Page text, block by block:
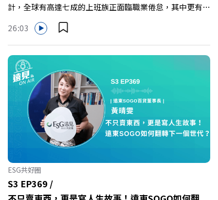
計，全球有高達七成的上班族正面臨職業倦怠，其中更有三
成默默承受著「沉默的倦怠」。當主管的期待、同儕的競爭
與承上啟下的壓力成為日常，身在職場的我們該如何停止無
止境的自我懷疑，在人際風暴中找回安頓內心的力量？ 本
集《遠見ON AIR》邀請新書《透視職場冰山》作者、薩提
爾模式溝通引導師李崇義與謝佳芸，教你如何看穿職場底層
的應對姿態，以及在緊湊的職場節奏中，修煉安頓心法！
🔺你的自我價值，難道只能由考績和主管來決定？ 🔺你或
你的同事，正在用哪種「不一致」的姿態應對壓力？ 🔺如
何在中高壓的「三明治主管」困境中全身而退？ 主持人／
遠見雜誌總編輯 林讓均 與談人／薩提爾模式溝通引導師、
作者 李崇義、謝佳芸 +++++ 🫧清除腦袋的盲點，也順手理
清生活的雜亂。 點開看質感養成術>>
https://gvmkt.pse.is/9al3px ✨關注《遠見》更多的社群：
LINE：https://reurl.cc/A4ELQp IG：
26:03
ESG共好圈
S3 EP369 /